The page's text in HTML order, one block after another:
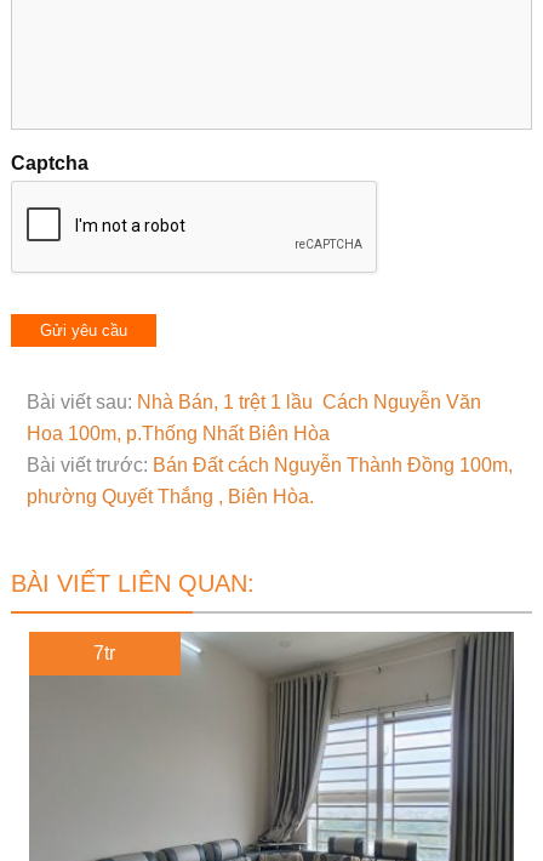
Captcha
Bài viết sau: Nhà Bán, 1 trệt 1 lầu Cách Nguyễn Văn
Hoa 100m, p.Thống Nhất Biên Hòa
Bài viết trước: Bán Đất cách Nguyễn Thành Đồng 100m,
phường Quyết Thắng , Biên Hòa.
BÀI VIẾT LIÊN QUAN:
7tr